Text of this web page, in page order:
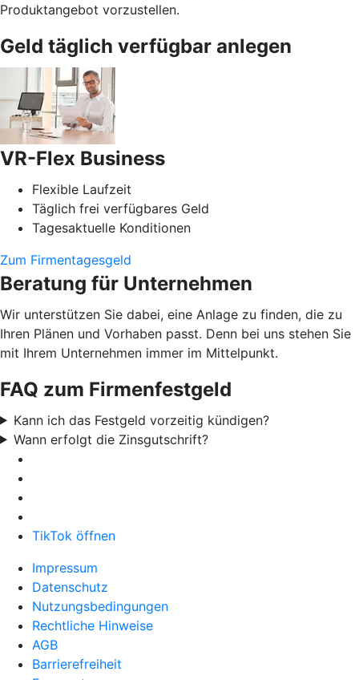
Produktangebot vorzustellen.
Geld täglich verfügbar anlegen
VR-Flex Business
Flexible Laufzeit
Täglich frei verfügbares Geld
Tagesaktuelle Konditionen
Zum Firmentagesgeld
Beratung für Unternehmen
Wir unterstützen Sie dabei, eine Anlage zu finden, die zu
Ihren Plänen und Vorhaben passt. Denn bei uns stehen Sie
mit Ihrem Unternehmen immer im Mittelpunkt.
FAQ zum Firmenfestgeld
Kann ich das Festgeld vorzeitig kündigen?
Wann erfolgt die Zinsgutschrift?
TikTok öffnen
Impressum
Datenschutz
Nutzungsbedingungen
Rechtliche Hinweise
AGB
Barrierefreiheit